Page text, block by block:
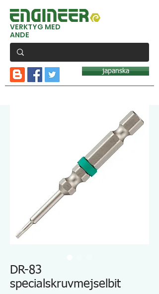
VERKTYG MED
ANDE
japanska
DR-83
specialskruvmejselbit